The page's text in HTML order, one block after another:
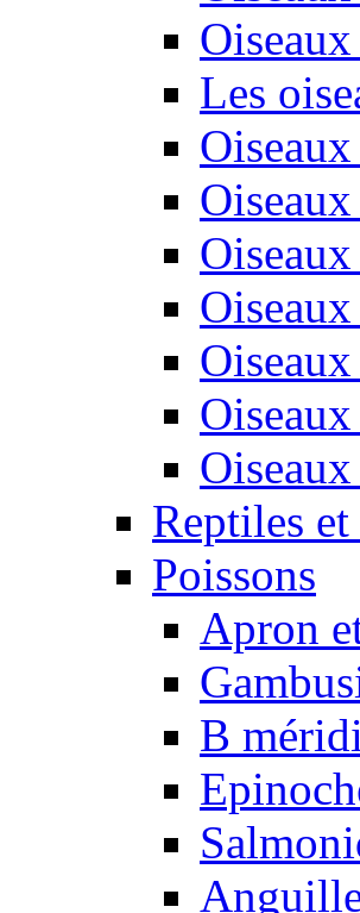
Les
Reptiles
Poissons
Apron
B